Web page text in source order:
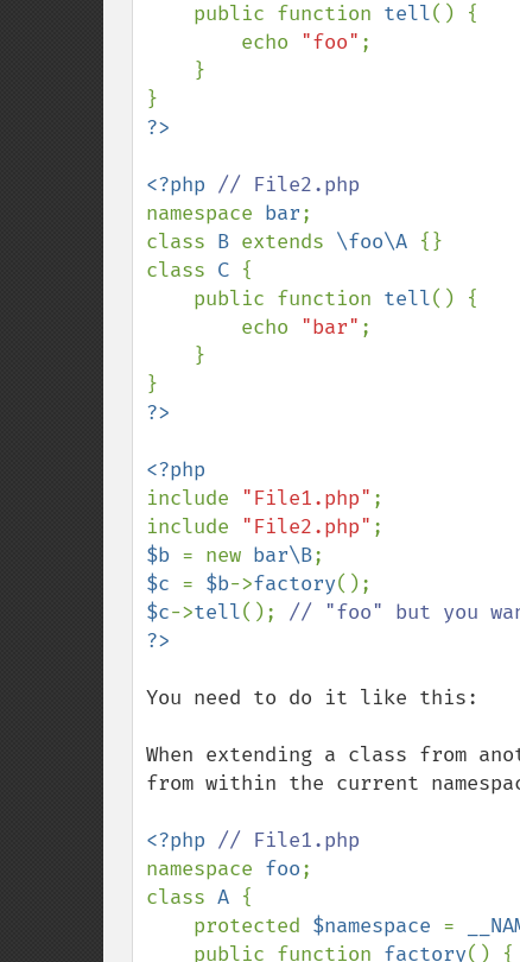
    public function
tell() {
        echo
"foo" ;
<?php
namespace bar;
class B extends \foo\A {}
class C {
    public function
tell() {
        echo
"bar" ;
include "File1.php" ;
include "File2.php"
$b = new bar\B
$c = $b->factory
$c->tell();
You need to do it like this:
When extending a class from
from within the current
<?php
namespace foo;
class A {
    protected
$namespace =
    public function
factory() {